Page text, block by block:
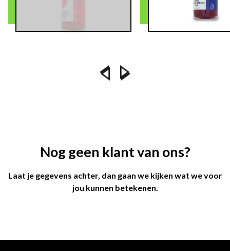
Nog geen klant van ons?
Laat je gegevens achter, dan gaan we kijken wat we voor
jou kunnen betekenen.